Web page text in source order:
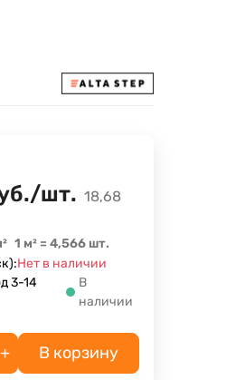
/шт. 18,68
1 м² =4,566 шт.
Нет в наличии
3-14
В
наличии
+ В корзину